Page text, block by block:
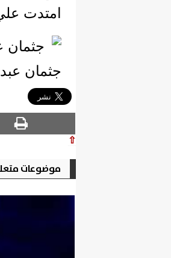
امتدت علي
جثمان
⇧
موضوعات